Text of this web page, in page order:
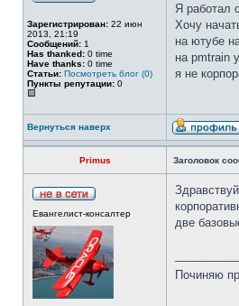
Зарегистрирован: 22 июн
2013, 21:19
Сообщений: 1
Has thanked: 0 time
Have thanks: 0 time
Статьи: Посмотреть блог (0)
Пункты репутации: 0
Я работал
Хочу
на ютубе
на pmtrain
я не
Вернуться наверх
Primus Заголовок
Евангелист-консалтер
две
Починяю